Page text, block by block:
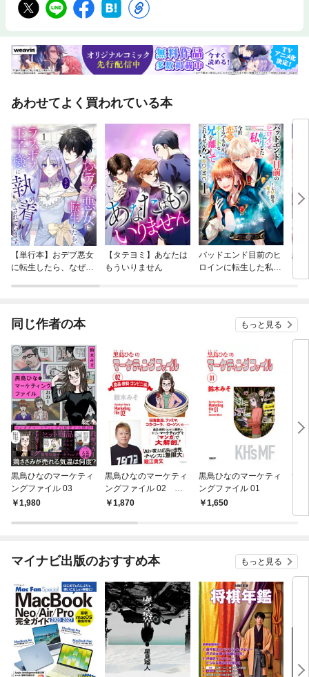
あわせてよく買われている本
【単行本】おデブ悪女
に転生したら、なぜか
【タテヨミ】あなたは
もういりません
バッドエンド目前のヒ
ロインに転生した私、
結
同じ作者の本 もっと見る
黒鳥ひなのマーケティ
ングファイル 03
1,980
黒鳥ひなのマーケティ
ングファイル 02 食
品・飲料・コンビニ編
1,870
黒鳥ひなのマーケティ
ングファイル 01
1,650
筒
マイナビ出版のおすすめ本 もっと見る